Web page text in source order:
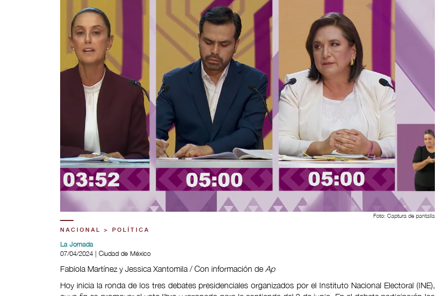
Foto: Captura de pantalla
NACIONAL > POLÍTICA
La Jornada
07/04/2024 | Ciudad de México
Fabiola Martínez y Jessica Xantomila / Con información de Ap
Hoy inicia la ronda de los tres debates presidenciales organizados por el Instituto Nacional Electoral (INE),